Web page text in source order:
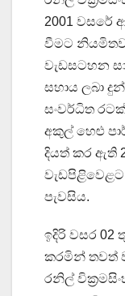
2001 වසරේ
වීමට නියමිතව
වැඩසටහන
සහාය ලබා
සංවර්ධිත
අකුල් හෙළු
දියත් කර ඇති
පැවසිය.
ඉදිරි වසර
කරමින් තවත්
රනිල්